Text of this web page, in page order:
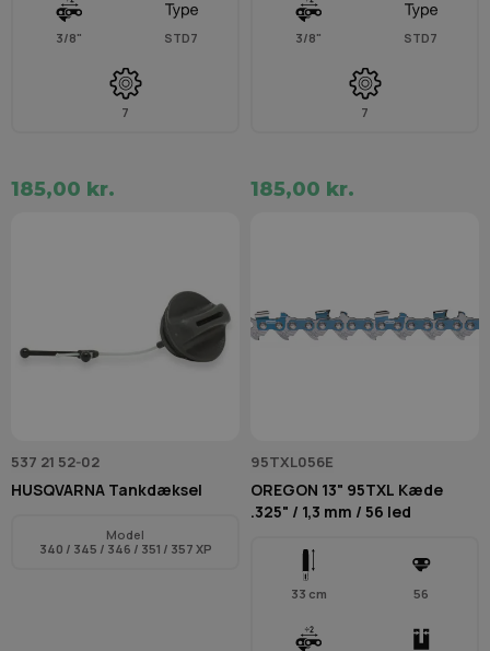
3/8" STD7
7
185,00 kr.
3/8" STD7
7
185,00 kr.
537 21 52‑02
HUSQVARNA Tankdæksel
Model
340 / 345 / 346 / 351 / 357 XP
95TXL056E
OREGON 13" 95TXL Kæde
.325" / 1,3 mm / 56 led
33 cm 56